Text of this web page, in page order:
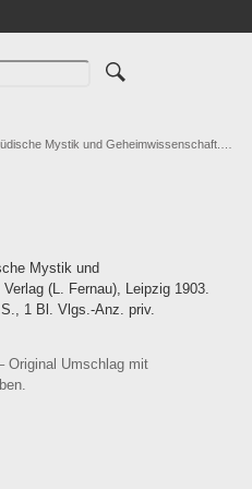
Mystik und Geheimwissenschaft.…
Mystik und
(L. Fernau), Leipzig 1903.
1 Bl. Vlgs.-Anz. priv.
Original Umschlag mit